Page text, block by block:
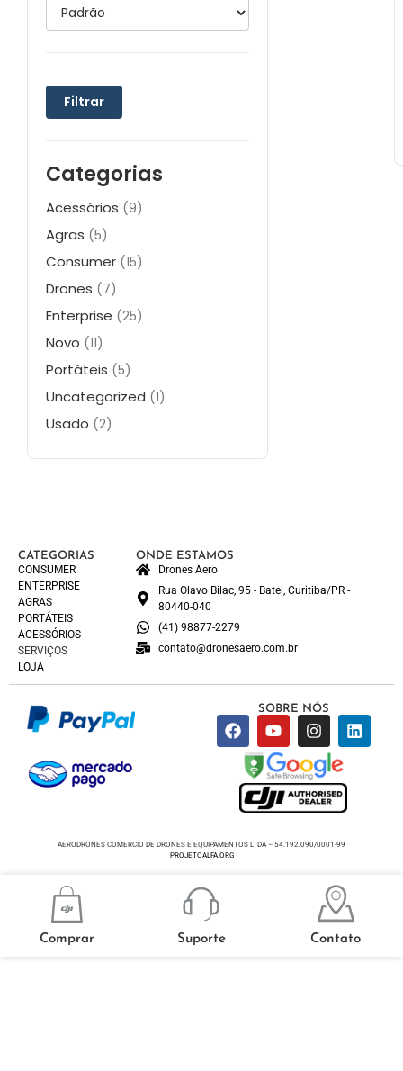
Filtrar
Categorias
Acessórios (9)
Agras (5)
Consumer (15)
Drones (7)
Enterprise (25)
Novo (11)
Portáteis (5)
Uncategorized (1)
Usado (2)
CATEGORIAS
CONSUMER
ENTERPRISE
AGRAS
PORTÁTEIS
ACESSÓRIOS
SERVIÇOS
LOJA
ONDE ESTAMOS
Drones Aero
Rua Olavo Bilac, 95 - Batel, Curitiba/PR -
80440-040
(41) 98877-2279
contato@dronesaero.com.br
SOBRE NÓS
AERODRONES COMERCIO DE DRONES E EQUIPAMENTOS LTDA – 54.192.090/0001-99
PROJETOALFA.ORG
Comprar Suporte Contato